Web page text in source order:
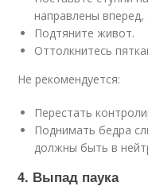
направлены
Подтяните живот.
Оттолкнитесь
Не рекомендуется:
Перестать
Поднимать бедра
должны быть в
4. Выпад паука